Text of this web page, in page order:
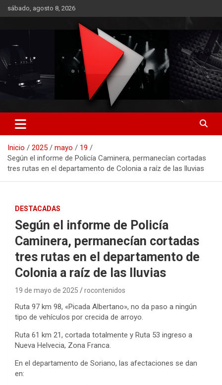
Saltar
al
sábado, agosto 8, 2026
RO CONTENIDOS
Inicio 2025 mayo
19
Según el informe de Policía Caminera, permanecían cortadas
tres rutas en el departamento de Colonia a raíz de las lluvias
DESTACADAS
Según el informe de Policía
Caminera, permanecían cortadas
tres rutas en el departamento de
Colonia a raíz de las lluvias
19 de mayo de 2025 rocontenidos
Ruta 97 km 98, «Picada Albertano», no da paso a ningún
tipo de vehículos por crecida de arroyo.
Ruta 61 km 21, cortada totalmente y Ruta 53 ingreso a
Nueva Helvecia, Zona Franca.
En el departamento de Soriano, las afectaciones se dan
en: